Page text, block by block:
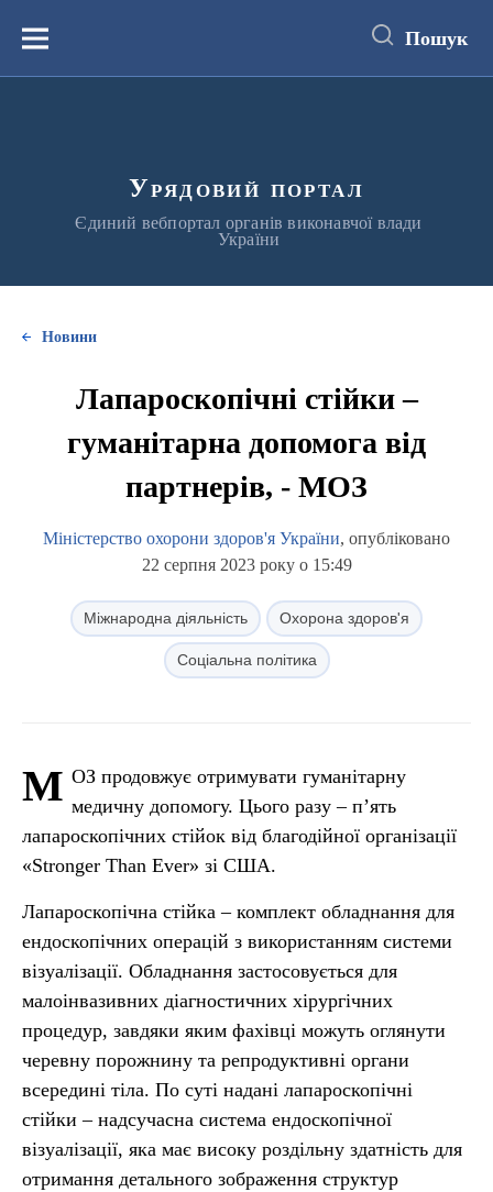
вмістуМеню Пошук
Урядовий портал
Єдиний вебпортал органів виконавчої влади
України
Новини
Лапароскопічні стійки –
гуманітарна допомога від
партнерів, - МОЗ
Міністерство охорони здоров'я України, опубліковано
22 серпня 2023 року о 15:49
Міжнародна діяльність Охорона здоров'я
Соціальна політика
М ОЗ продовжує отримувати гуманітарну
медичну допомогу. Цього разу – пʼять
лапароскопічних стійок від благодійної організації
«Stronger Than Ever» зі США.
Лапароскопічна стійка – комплект обладнання для
ендоскопічних операцій з використанням системи
візуалізації. Обладнання застосовується для
малоінвазивних діагностичних хірургічних
процедур, завдяки яким фахівці можуть оглянути
черевну порожнину та репродуктивні органи
всередині тіла. По суті надані лапароскопічні
стійки – надсучасна система ендоскопічної
візуалізації, яка має високу роздільну здатність для
отримання детального зображення структур